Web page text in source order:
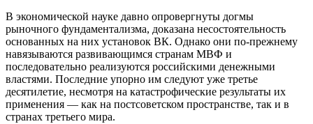
В экономической науке давно опровергнуты догмы
рыночного фундаментализма, доказана несостоятельность
основанных на них установок ВК. Однако они по-прежнему
навязываются развивающимся странам МВФ и
последовательно реализуются российскими денежными
властями. Последние упорно им следуют уже третье
десятилетие, несмотря на катастрофические результаты их
применения — как на постсоветском пространстве, так и в
странах третьего мира.